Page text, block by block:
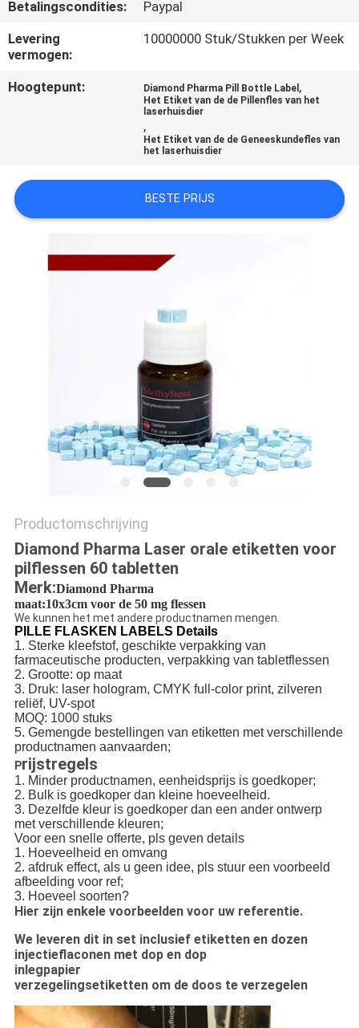
GEVALLEN
POLICY
Betalingscondities:
Paypal
Levering
vermogen:
10000000 Stuk/Stukken per Week
Hoogtepunt: Diamond Pharma Pill Bottle Label ,
Het Etiket van de de Pillenfles van het
laserhuisdier
,
Het Etiket van de de Geneeskundefles van
het laserhuisdier
BESTE PRIJS
Productomschrijving
Diamond Pharma Laser orale etiketten voor
pilflessen 60 tabletten
Merk:Diamond Pharma
maat:10x3cm voor de 50 mg flessen
We kunnen het met andere productnamen mengen.
PILLE FLASKEN LABELS Details
1. Sterke kleefstof, geschikte verpakking van
farmaceutische producten, verpakking van tabletflessen
2. Grootte: op maat
3. Druk: laser hologram, CMYK full-color print, zilveren
reliëf, UV-spot
MOQ: 1000 stuks
5. Gemengde bestellingen van etiketten met verschillende
productnamen aanvaarden;
Prijstregels
1. Minder productnamen, eenheidsprijs is goedkoper;
2. Bulk is goedkoper dan kleine hoeveelheid.
3. Dezelfde kleur is goedkoper dan een ander ontwerp
met verschillende kleuren;
Voor een snelle offerte, pls geven details
1. Hoeveelheid en omvang
2. afdruk effect, als u geen idee, pls stuur een voorbeeld
afbeelding voor ref;
3. Hoeveel soorten?
Hier zijn enkele voorbeelden voor uw referentie.
We leveren dit in set inclusief etiketten en dozen
injectieflaconen met dop en dop
inlegpapier
verzegelingsetiketten om de doos te verzegelen